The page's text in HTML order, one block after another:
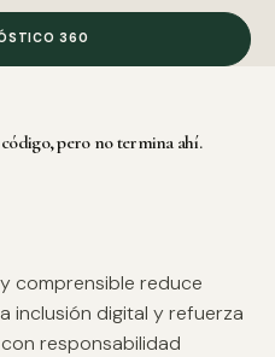
360
pero no termina ahí.
comprensible reduce
inclusión digital y refuerza
responsabilidad